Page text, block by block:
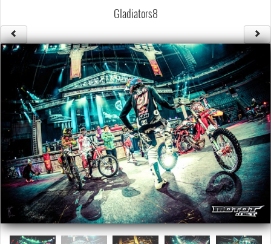
Uudet ajoneuvot
Uudet kuvat
Uudet videot
Uudet kommentit
MYYDÄÄN
Haku
Ohjeet
Ajoneuvot
Osat
TIETOPANKKI
TAPAHTUMAT
MP15 kuvia
MP14 kuvia
MP13 kuvia
ACS 2015 kuvia
Lisää uusi tapahtuma
Gladiators8